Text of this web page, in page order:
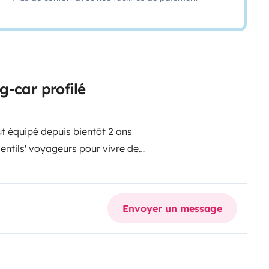
car profilé
équipé depuis bientôt 2 ans
voyageurs pour vivre de
pu en vivre nous-mêmes.
très spacieux à
transformant en chambre en 30
un dressing avec une
Envoyer un message